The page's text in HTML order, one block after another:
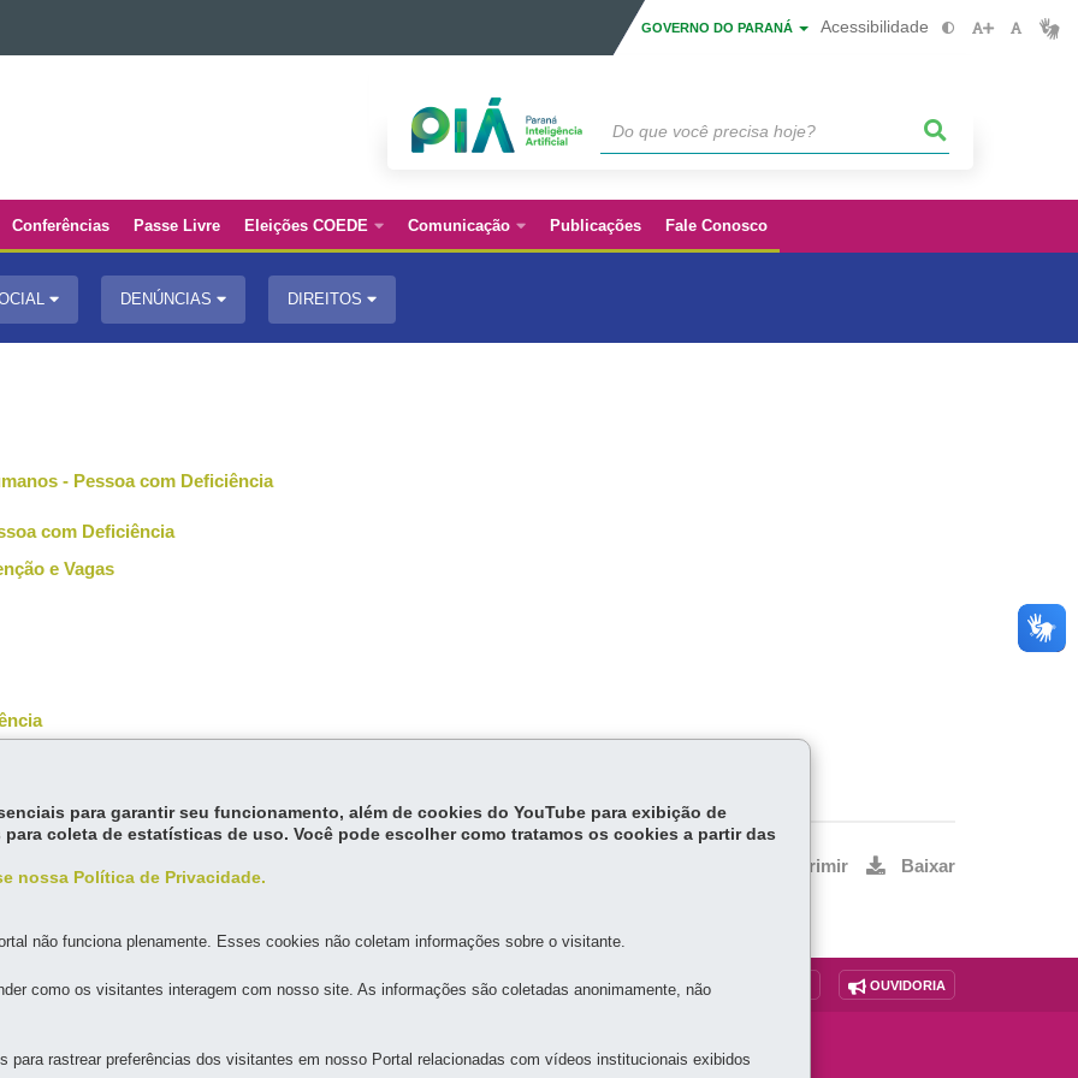
GOVERNO DO PARANÁ Acessibilidade
Conferências Passe Livre Eleições COEDE Comunicação Publicações Fale Conosco
DENÚNCIAS DIREITOS
- Pessoa com Deficiência
com Deficiência
e Vagas
Imprimir Baixar
MAPA DO SITE DENUNCIE CORRUPÇÃO OUVIDORIA
DOS DIREITOS DA PESSOA COM DEFICIÊNCIA
para garantir seu funcionamento, além de cookies do YouTube para exibição de
coleta de estatísticas de uso. Você pode escolher como tratamos os cookies a partir das
nossa Política de Privacidade.
não funciona plenamente. Esses cookies não coletam informações sobre o visitante.
como os visitantes interagem com nosso site. As informações são coletadas anonimamente, não
para rastrear preferências dos visitantes em nosso Portal relacionadas com vídeos institucionais exibidos